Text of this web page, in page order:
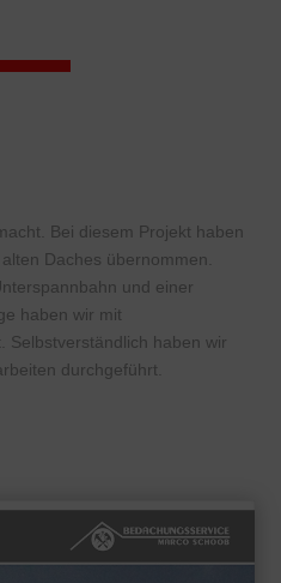
Bei diesem Projekt haben
Daches übernommen.
und einer
haben wir mit
Selbstverständlich haben wir
durchgeführt.